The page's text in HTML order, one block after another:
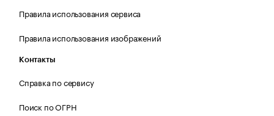
Правила использования сервиса
Правила использования изображений
Контакты
Справка по сервису
Поиск по ОГРН